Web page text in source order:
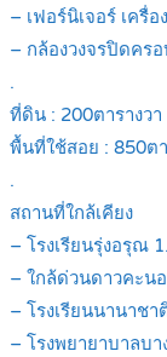
– เฟอร์นิเจอร์ เครื่
– กล้องวงจรปิดคร
.
ที่ดิน : 200ตารางวา
พื้นที่ใช้สอย : 850ต
.
สถานที่ใกล้เคียง
– โรงเรียนรุ่งอรุณ
– ใกล้ด่วนดาวคะน
– โรงเรียนนานาชา
– โรงพยายาบาลบ